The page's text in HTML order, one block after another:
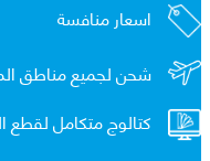
اسعار منافسة
شحن لجميع مناطق
كتالوج متكامل لقطع